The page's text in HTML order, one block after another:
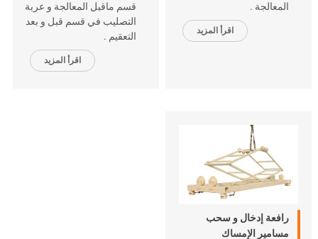
المعالجة .
اقرأ المزيد
قسم ماقبل المعالجة و عربة
التصليب في قسم قبل و بعد
التعقيم .
اقرأ المزيد
رافعة إدخال و سحب
مسامير الإمساك